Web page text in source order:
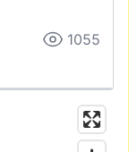
1055